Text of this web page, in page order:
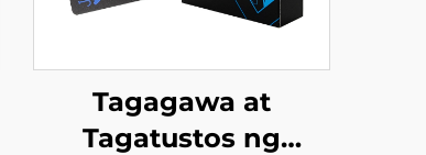
Tagagawa at
Tagatustos ng